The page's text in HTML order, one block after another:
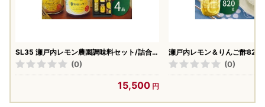
SL35 瀬戸内レモン農園調味料セット/詰合
せ ソース
(0)
15,500
瀬戸内レモン＆りんご酢
(0)